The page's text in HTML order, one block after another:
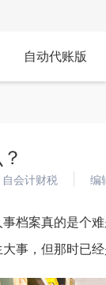
自动代账版
会计财税 编
档案真的是个
事，但那时已